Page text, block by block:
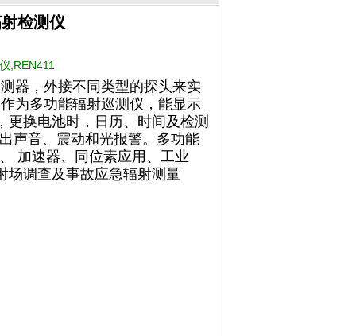
检测仪
,REN411
器，外接不同类型的探头来实
为多功能辐射巡测仪，能显示
换电池时，日历、时间及检测
声音、震动和光报警。多功能
加速器、同位素应用、工业
场调查及事故应急辐射测量